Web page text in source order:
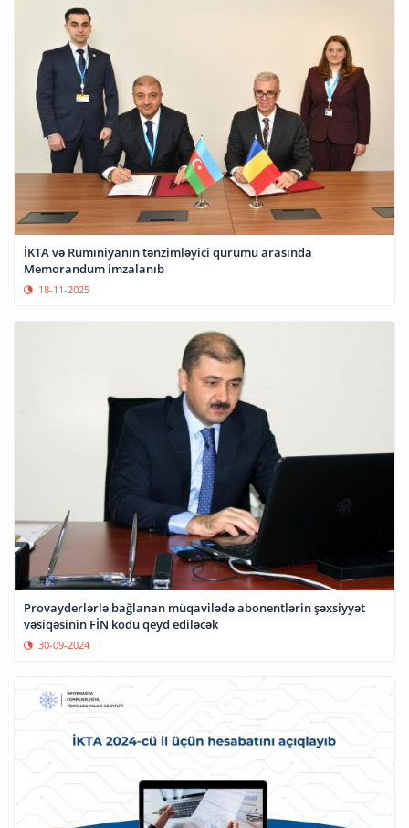
İKTA və Rumıniyanın tənzimləyici qurumu arasında
Memorandum imzalanıb
18-11-2025
Provayderlərlə bağlanan müqavilədə abonentlərin şəxsiyyət
vəsiqəsinin FİN kodu qeyd ediləcək
30-09-2024